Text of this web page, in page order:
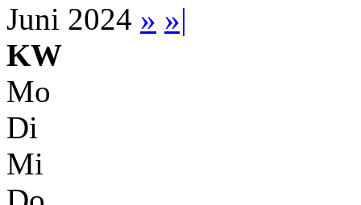
Juni 2024 » »|
KW
Mo
Di
Mi